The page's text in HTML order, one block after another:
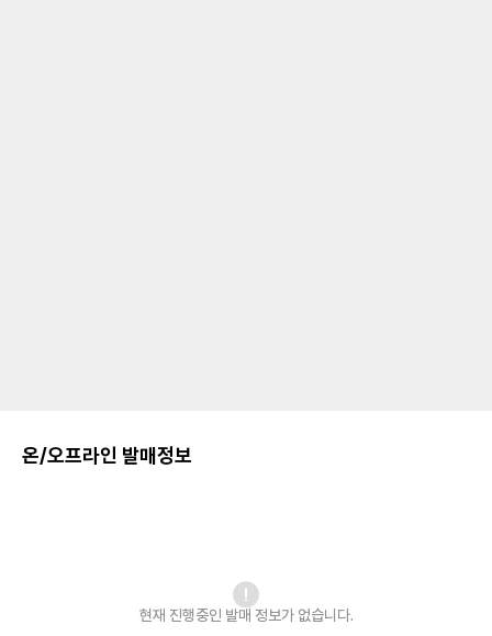
온/오프라인 발매정보
현재 진행중인 발매 정보가 없습니다.